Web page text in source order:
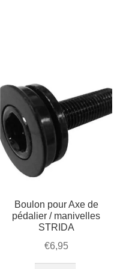
Boulon pour Axe de
pédalier / manivelles
STRIDA
€6,95